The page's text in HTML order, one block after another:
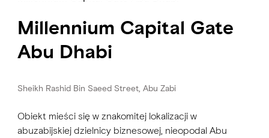
Millennium Capital Gate
Abu Dhabi
Sheikh Rashid Bin Saeed Street, Abu Zabi
Obiekt mieści się w znakomitej lokalizacji w
abuzabijskiej dzielnicy biznesowej, nieopodal Abu